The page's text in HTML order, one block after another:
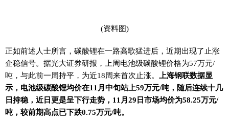
(资料图)
正如前述人士所言，碳酸锂在一路高歌猛进后，近期出现了止涨
企稳信号。据光大证券研报，上周电池级碳酸锂价格为57万元/
吨，与此前一周持平，为近18周来首次止涨。
上海钢联数据显
示，电池级碳酸锂均价在11月中旬站上59万元/吨，随后连续十几
日持稳，近日更是呈下行走势，11月29日市场均价为58.25万元/
吨，较前期高点已下跌0.75万元/吨。